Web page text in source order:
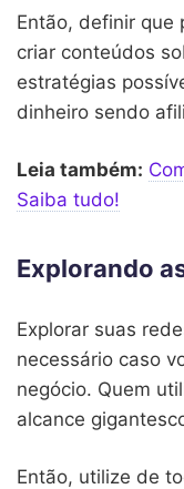
Então, definir que
criar conteúdos
estratégias
dinheiro sendo
Leia também:
Saiba tudo!
Explorando
Explorar suas
necessário caso
negócio. Quem
alcance
Então, utilize de